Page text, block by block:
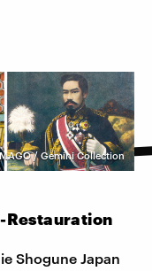
/ Gemini Collection
Restauration
Shogune Japan